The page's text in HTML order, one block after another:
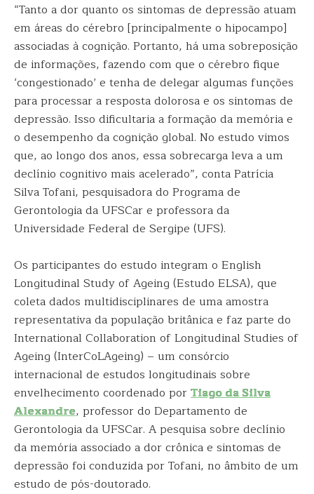
“Tanto a dor quanto os sintomas de depressão atuam
em áreas do cérebro [principalmente o hipocampo]
associadas à cognição. Portanto, há uma sobreposição
de informações, fazendo com que o cérebro fique
‘congestionado’ e tenha de delegar algumas funções
para processar a resposta dolorosa e os sintomas de
depressão. Isso dificultaria a formação da memória e
o desempenho da cognição global. No estudo vimos
que, ao longo dos anos, essa sobrecarga leva a um
declínio cognitivo mais acelerado”, conta Patrícia
Silva Tofani, pesquisadora do Programa de
Gerontologia da UFSCar e professora da
Universidade Federal de Sergipe (UFS).
Os participantes do estudo integram o English
Longitudinal Study of Ageing (Estudo ELSA), que
coleta dados multidisciplinares de uma amostra
representativa da população britânica e faz parte do
International Collaboration of Longitudinal Studies of
Ageing (InterCoLAgeing) – um consórcio
internacional de estudos longitudinais sobre
envelhecimento coordenado porTiago da Silva
Alexandre, professor do Departamento de
Gerontologia da UFSCar. A pesquisa sobre declínio
da memória associado a dor crônica e sintomas de
depressão foi conduzida por Tofani, no âmbito de um
estudo de pós-doutorado.